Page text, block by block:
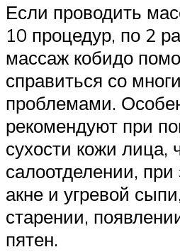
Если проводить
10 процедур, по 2
массаж кобидо
справиться со
проблемами.
рекомендуют при
сухости кожи лица,
салоотделении,
акне и угревой
старении,
пятен.